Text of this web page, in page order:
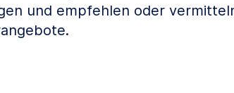
und empfehlen oder